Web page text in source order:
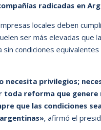
radicadas en
locales deben
ser más elevadas que
condiciones
necesita privilegios;
toda reforma que
que las condiciones
, afirmó el